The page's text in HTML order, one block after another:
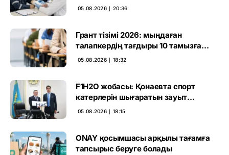
05.08.2026 ∣ 20:36
Грант тізімі 2026: мыңдаған
талапкердің тағдыры 10 тамызға
дейін белгілі болады
05.08.2026 ∣ 18:32
F1H2O жобасы: Қонаевта спорт
катерлерін шығаратын зауыт
ашылмақ
05.08.2026 ∣ 18:15
ONAY қосымшасы арқылы тағамға
тапсырыс беруге болады